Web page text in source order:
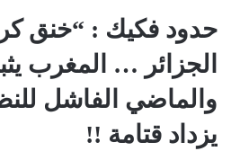
حدود فكيك : “خنق
الجزائر … المغرب
والماضي الفاشل
يزداد قتامة !!